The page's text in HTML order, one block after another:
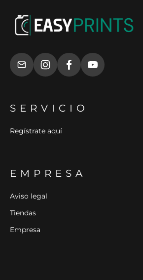
SERVICIO
Regístrate aquí
EMPRESA
Aviso legal
Tiendas
Empresa